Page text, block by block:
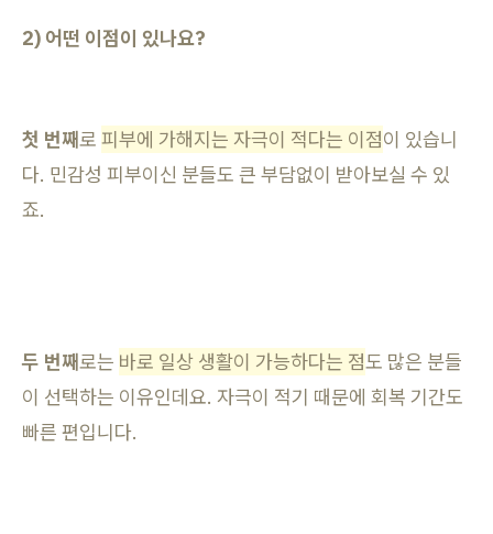
2) 어떤 이점이 있나요?
첫 번째로 피부에 가해지는 자극이 적다는 이점이 있습니
다. 민감성 피부이신 분들도 큰 부담없이 받아보실 수 있
죠.
두 번째로는 바로 일상 생활이 가능하다는 점도 많은 분들
이 선택하는 이유인데요. 자극이 적기 때문에 회복 기간도
빠른 편입니다.